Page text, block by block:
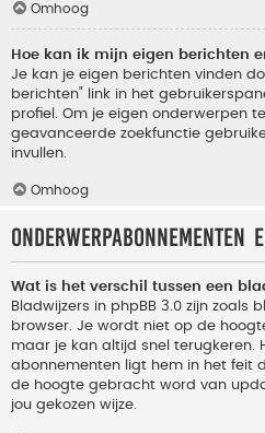
Omhoog
Hoe kan ik mijn eigen berichten
Je kan je eigen berichten vinden
berichten" link in het
profiel. Om je eigen onderwerpen
geavanceerde zoekfunctie
invullen.
Omhoog
Onderwerpabonnementen
Wat is het verschil tussen een
Bladwijzers in phpBB 3.0 zijn zoals
browser. Je wordt niet op de
maar je kan altijd snel terugkeren.
abonnementen ligt hem in het feit
de hoogte gebracht word van
jou gekozen wijze.